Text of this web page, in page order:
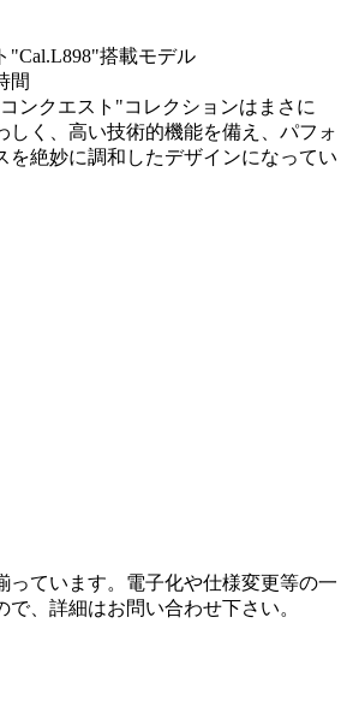
"Cal.L898"搭載モデル
間
ンクエスト"コレクションはまさに
しく、高い技術的機能を備え、パフォ
を絶妙に調和したデザインになってい
ています。電子化や仕様変更等の一
、詳細はお問い合わせ下さい。